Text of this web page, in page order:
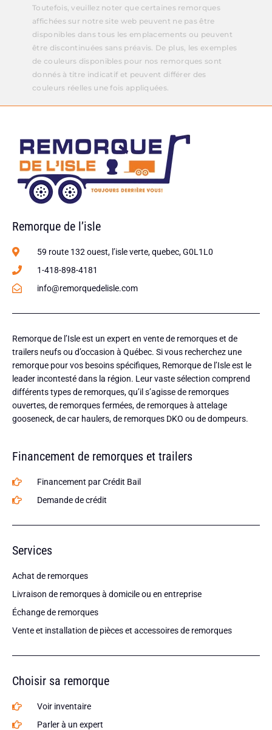
Toutefois, veuillez noter que certaines remorques
affichées sur notre site web peuvent ne pas être
disponibles dans tous les emplacements ou peuvent
être discontinuées sans préavis. De plus, les exemples
de couleurs disponibles pour nos remorques sont
donnés à titre indicatif et peuvent différer des
couleurs réelles une fois appliquées.
Remorque de l’isle
59 route 132 ouest, l’isle verte, quebec, G0L1L0
1-418-898-4181
info@remorquedelisle.com
Remorque de l’Isle est un expert en vente de remorques et de
trailers neufs ou d’occasion à Québec. Si vous recherchez une
remorque pour vos besoins spécifiques, Remorque de l’Isle est le
leader incontesté dans la région. Leur vaste sélection comprend
différents types de remorques, qu’il s’agisse de remorques
ouvertes, de remorques fermées, de remorques à attelage
gooseneck, de car haulers, de remorques DKO ou de dompeurs.
Financement de remorques et trailers
Financement par Crédit Bail
Demande de crédit
Services
Achat de remorques
Livraison de remorques à domicile ou en entreprise
Échange de remorques
Vente et installation de pièces et accessoires de remorques
Choisir sa remorque
Voir inventaire
Parler à un expert